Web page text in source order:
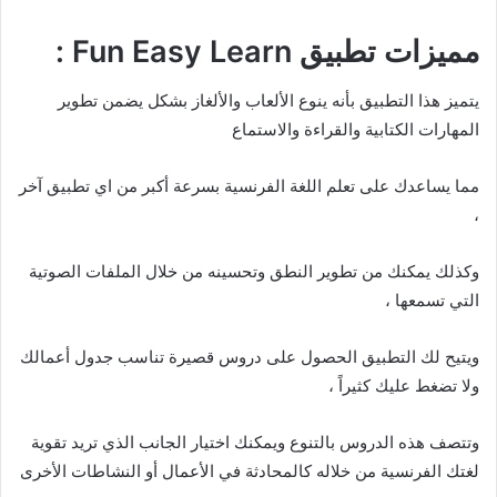
مميزات تطبيق Fun Easy Learn :
يتميز هذا التطبيق بأنه ينوع الألعاب والألغاز بشكل يضمن تطوير
المهارات الكتابية والقراءة والاستماع
مما يساعدك على تعلم اللغة الفرنسية بسرعة أكبر من اي تطبيق آخر
،
وكذلك يمكنك من تطوير النطق وتحسينه من خلال الملفات الصوتية
التي تسمعها ،
ويتيح لك التطبيق الحصول على دروس قصيرة تناسب جدول أعمالك
ولا تضغط عليك كثيراً ،
وتتصف هذه الدروس بالتنوع ويمكنك اختيار الجانب الذي تريد تقوية
لغتك الفرنسية من خلاله كالمحادثة في الأعمال أو النشاطات الأخرى